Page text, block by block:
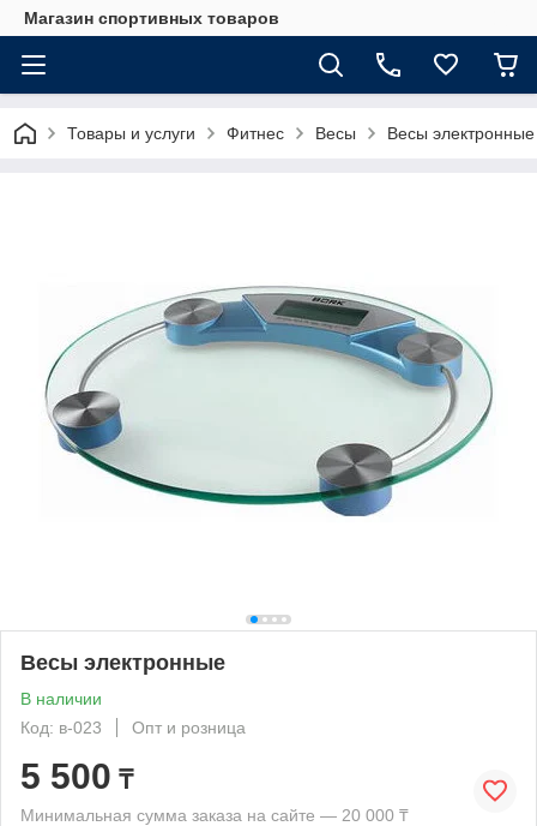
Магазин спортивных товаров
Товары и услуги Фитнес Весы Весы электронные
Весы электронные
В наличии
Код: в-023
Опт и розница
5 500 ₸
Минимальная сумма заказа на сайте — 20 000 ₸